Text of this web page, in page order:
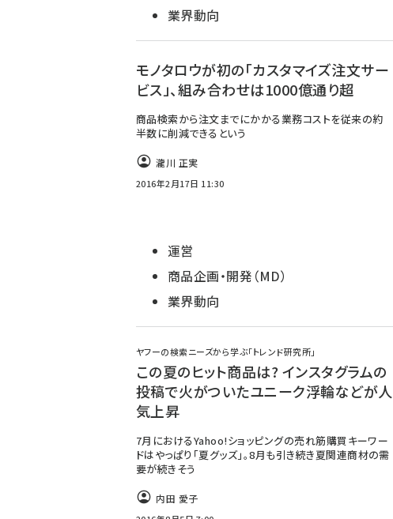
業界動向
モノタロウが初の「カスタマイズ注文サー
ビス」、組み合わせは1000億通り超
商品検索から注文までにかかる業務コストを従来の約
半数に削減できるという
瀧川 正実
2016年2月17日 11:30
運営
商品企画・開発（MD）
業界動向
ヤフーの検索ニーズから学ぶ「トレンド研究所」
この夏のヒット商品は? インスタグラムの
投稿で火がついたユニーク浮輪などが人
気上昇
7月におけるYahoo!ショッピングの売れ筋購買キーワー
ドはやっぱり「夏グッズ」。8月も引き続き夏関連商材の需
要が続きそう
内田 愛子